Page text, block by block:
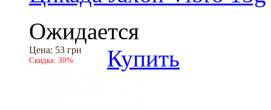
Ожидается
Цена: 53 грн
Скидка: 30% Купить